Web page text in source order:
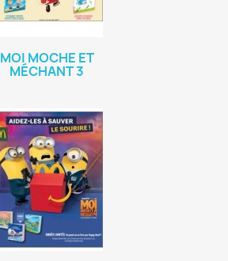
MOI MOCHE ET
MÉCHANT 3